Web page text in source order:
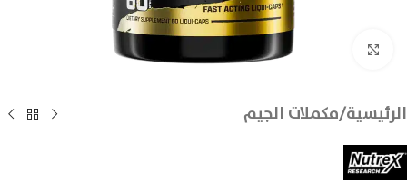
انقر للتكبير
الرئيسية/مكملات الجيم